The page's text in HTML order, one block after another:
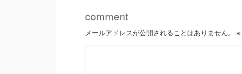
comment
メールアドレスが公開されることはありません。 ※